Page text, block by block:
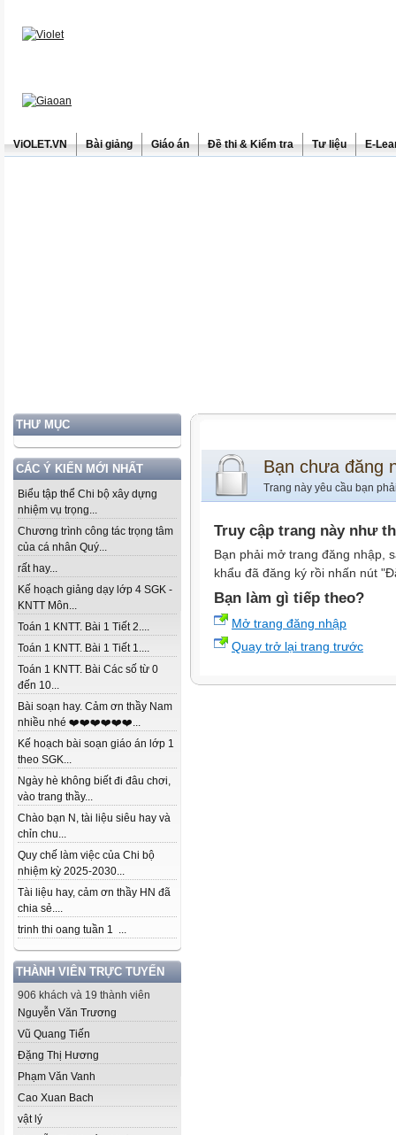
ViOLET.VN Bài giảng Giáo án Đề thi & Kiểm tra Tư liệu E-
THƯ MỤC
CÁC Ý KIẾN MỚI NHẤT
Biểu tập thể Chi bộ xây dựng
nhiệm vụ trọng...
Chương trình công tác trọng tâm
của cá nhân Quý...
rất hay...
Kế hoạch giảng dạy lớp 4 SGK -
KNTT Môn...
Toán 1 KNTT. Bài 1 Tiết 2....
Toán 1 KNTT. Bài 1 Tiết 1....
Toán 1 KNTT. Bài Các số từ 0
đến 10...
Bài soạn hay. Cảm ơn thầy Nam
nhiều nhé ❤️❤️❤️❤️❤️❤️...
Kế hoạch bài soạn giáo án lớp 1
theo SGK...
Ngày hè không biết đi đâu chơi,
vào trang thầy...
Chào bạn N, tài liệu siêu hay và
chỉn chu...
Quy chế làm việc của Chi bộ
nhiệm kỳ 2025-2030...
Tài liệu hay, cảm ơn thầy HN đã
chia sẻ....
trinh thi oang tuần 1 ...
THÀNH VIÊN TRỰC TUYẾN
906 khách và 19 thành viên
Nguyễn Văn Trương
Vũ Quang Tiến
Đặng Thị Hương
Phạm Văn Vanh
Cao Xuan Bach
vật lý
Bạn chưa đăng
Trang này yêu cầu bạn
Truy cập trang này như
Bạn phải mở trang đăng nhập,
khẩu đã đăng ký rồi nhấn nút
Bạn làm gì tiếp theo?
Mở trang đăng nhập
Quay trở lại trang trước